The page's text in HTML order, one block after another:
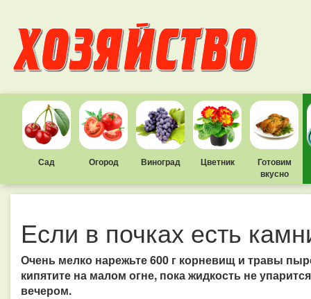
Сад Огород Виноград Цветник
Готовим
вкусно
Если в почках есть
Очень мелко нарежьте 600 г корневищ и травы
кипятите на малом огне, пока жидкость не
вечером.